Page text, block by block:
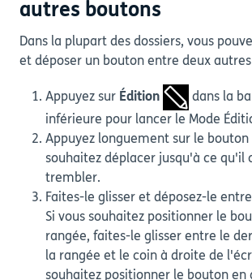
autres boutons
Dans la plupart des dossiers, vous
et déposer un bouton entre deux
Appuyez sur Édition
dans la
inférieure pour lancer le Mode
Appuyez longuement sur le bouton
souhaitez déplacer jusqu'à ce qu'il
trembler.
Faites-le glisser et déposez-le
Si vous souhaitez positionner le
rangée, faites-le glisser entre le
la rangée et le coin à droite de
souhaitez positionner le bouton en